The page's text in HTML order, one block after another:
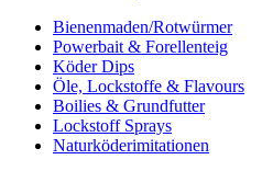
Bienenmaden/Rotwürmer
Powerbait & Forellenteig
Köder Dips
Öle, Lockstoffe & Flavours
Boilies & Grundfutter
Lockstoff Sprays
Naturköderimitationen